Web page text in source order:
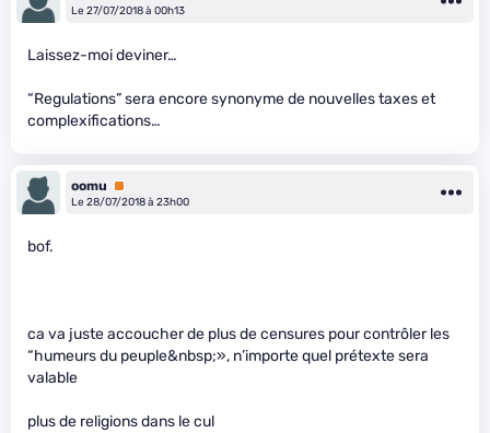
Le 27/07/2018 à 00h13
Laissez-moi deviner…
“Regulations” sera encore synonyme de nouvelles taxes et
complexifications…
oomu
Premium
Le 28/07/2018 à 23h00
bof.
ca va juste accoucher de plus de censures pour contrôler les
“humeurs du peuple&nbsp;», n’importe quel prétexte sera
valable
plus de religions dans le cul